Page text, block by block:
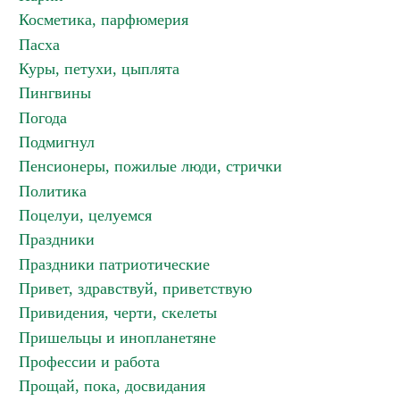
Косметика, парфюмерия
Пасха
Куры, петухи, цыплята
Пингвины
Погода
Подмигнул
Пенсионеры, пожилые люди, стрички
Политика
Поцелуи, целуемся
Праздники
Праздники патриотические
Привет, здравствуй, приветствую
Привидения, черти, скелеты
Пришельцы и инопланетяне
Профессии и работа
Прощай, пока, досвидания